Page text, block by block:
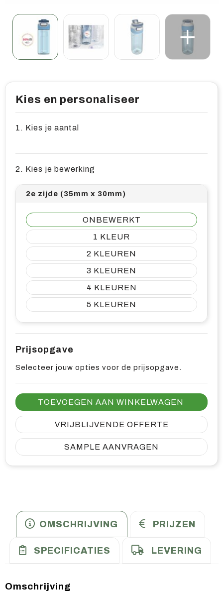
Kies en personaliseer
1. Kies je aantal
2. Kies je bewerking
2e zijde (35mm x 30mm)
ONBEWERKT
1
2
3
4
5
Prijsopgave
Selecteer jouw opties voor de prijsopgave.
TOEVOEGEN AAN WINKELWAGEN
VRIJBLIJVENDE OFFERTE
SAMPLE AANVRAGEN
OMSCHRIJVING PRIJZEN
SPECIFICATIES LEVERING
Omschrijving